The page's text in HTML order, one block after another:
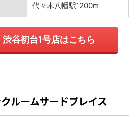
代々木八幡駅1200m
谷初台1号店はこちら
ルームサードプレイス